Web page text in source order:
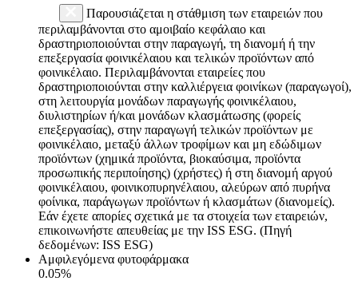
Παρουσιάζεται η στάθμιση των εταιρειών που
περιλαμβάνονται στο αμοιβαίο κεφάλαιο και
δραστηριοποιούνται στην παραγωγή, τη διανομή ή την
επεξεργασία φοινικέλαιου και τελικών προϊόντων από
φοινικέλαιο. Περιλαμβάνονται εταιρείες που
δραστηριοποιούνται στην καλλιέργεια φοινίκων (παραγωγοί),
στη λειτουργία μονάδων παραγωγής φοινικέλαιου,
διυλιστηρίων ή/και μονάδων κλασμάτωσης (φορείς
επεξεργασίας), στην παραγωγή τελικών προϊόντων με
φοινικέλαιο, μεταξύ άλλων τροφίμων και μη εδώδιμων
προϊόντων (χημικά προϊόντα, βιοκαύσιμα, προϊόντα
προσωπικής περιποίησης) (χρήστες) ή στη διανομή αργού
φοινικέλαιου, φοινικοπυρηνέλαιου, αλεύρων από πυρήνα
φοίνικα, παράγωγων προϊόντων ή κλασμάτων (διανομείς).
Εάν έχετε απορίες σχετικά με τα στοιχεία των εταιρειών,
επικοινωνήστε απευθείας με την ISS ESG. (Πηγή
δεδομένων: ISS ESG)
Αμφιλεγόμενα φυτοφάρμακα
0.05%